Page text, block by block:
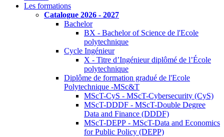
Les formations
Catalogue 2026 - 2027
Bachelor
BX - Bachelor of Science de l'Ecole
polytechnique
Cycle Ingénieur
X - Titre d’Ingénieur diplômé de l’École
polytechnique
Diplôme de formation gradué de l'Ecole
Polytechnique -MSc&T
MScT-CyS - MScT-Cybersecurity (CyS)
MScT-DDDF - MScT-Double Degree
Data and Finance (DDDF)
MScT-DEPP - MScT-Data and Economics
for Public Policy (DEPP)